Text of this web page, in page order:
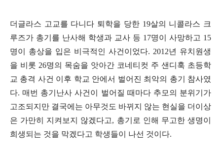
더글라스 고교를 다니다 퇴학을 당한 19살의 니콜라스 크
루즈가 총기를 난사해 학생과 교사 등 17명이 사망하고 15
명이 총상을 입은 비극적인 사건이었다. 2012년 유치원생
을 비롯 26명의 목숨을 앗아간 코네티컷 주 샌디훅 초등학
교 총격 사건 이후 학교 안에서 벌어진 최악의 총기 참사였
다. 매번 총기난사 사건이 벌어질 때마다 추모의 분위기가
고조되지만 결국에는 아무것도 바뀌지 않는 현실을 더이상
은 가만히 지켜보지 않겠다고, 총기로 인해 무고한 생명이
희생되는 것을 막겠다고 학생들이 나선 것이다.